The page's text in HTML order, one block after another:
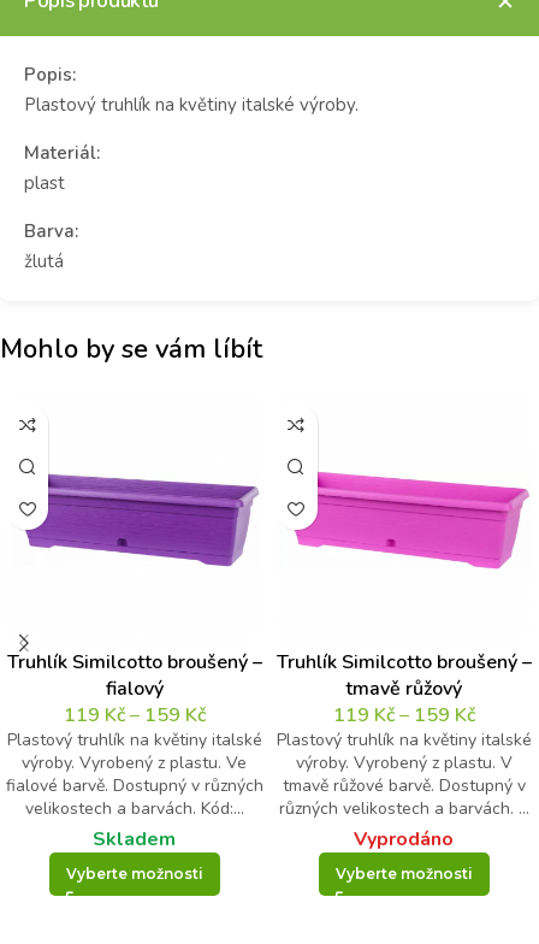
Popis:
Plastový truhlík na květiny italské výroby.
Materiál:
plast
Barva:
žlutá
Mohlo by se vám líbít
Truhlík Similcotto broušený –
fialový
119 Kč– 159 Kč
Plastový truhlík na květiny italské
výroby. Vyrobený z plastu. Ve
fialové barvě. Dostupný v různých
velikostech a barvách. Kód:...
Skladem
Vyberte možnosti
Truhlík Similcotto broušený –
tmavě růžový
119 Kč– 159 Kč
Plastový truhlík na květiny italské
výroby. Vyrobený z plastu. V
tmavě růžové barvě. Dostupný v
různých velikostech a barvách. ...
Vyprodáno
Vyberte možnosti